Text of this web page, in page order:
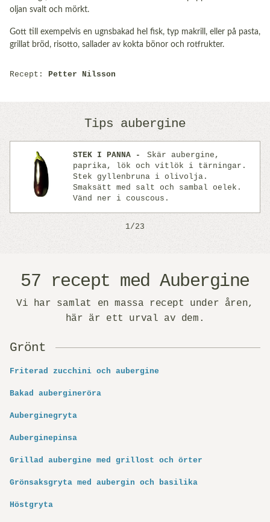
oljan svalt och mörkt.
Gott till exempelvis en ugnsbakad hel fisk, typ makrill, eller på pasta,
grillat bröd, risotto, sallader av kokta bönor och rotfrukter.
Recept: Petter Nilsson
Tips aubergine
Previous
STEK I PANNA
Skär aubergine,
paprika, lök och vitlök i tärningar.
Stek gyllenbruna i olivolja.
Smaksätt med salt och sambal oelek.
Vänd ner i couscous.
1/23
57 recept med Aubergine
Vi har samlat en massa recept under åren,
här är ett urval av dem.
Grönt
Friterad zucchini och aubergine
Bakad aubergineröra
Auberginegryta
Auberginepinsa
Grillad aubergine med grillost och örter
Grönsaksgryta med aubergin och basilika
Höstgryta